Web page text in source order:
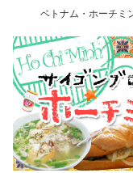
ベトナム・ホーチミ